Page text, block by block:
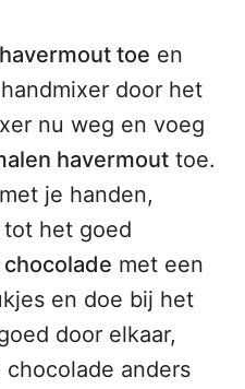
toe en
door het
nu weg en voeg
havermout toe.
je handen,
het goed
met een
en doe bij het
door elkaar,
anders